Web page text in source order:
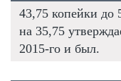
43,75 копейки до
на 35,75
2015-го и был.